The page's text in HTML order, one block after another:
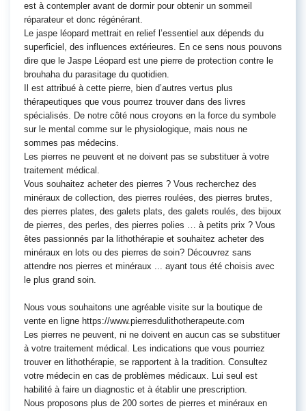
est à contempler avant de dormir pour obtenir un sommeil
réparateur et donc régénérant.
Le jaspe léopard mettrait en relief l’essentiel aux dépends du
superficiel, des influences extérieures. En ce sens nous pouvons
dire que le Jaspe Léopard est une pierre de protection contre le
brouhaha du parasitage du quotidien.
Il est attribué à cette pierre, bien d’autres vertus plus
thérapeutiques que vous pourrez trouver dans des livres
spécialisés. De notre côté nous croyons en la force du symbole
sur le mental comme sur le physiologique, mais nous ne
sommes pas médecins.
Les pierres ne peuvent et ne doivent pas se substituer à votre
traitement médical.
Vous souhaitez acheter des pierres ? Vous recherchez des
minéraux de collection, des pierres roulées, des pierres brutes,
des pierres plates, des galets plats, des galets roulés, des bijoux
de pierres, des perles, des pierres polies … à petits prix ? Vous
êtes passionnés par la lithothérapie et souhaitez acheter des
minéraux en lots ou des pierres de soin? Découvrez sans
attendre nos pierres et minéraux ... ayant tous été choisis avec
le plus grand soin.
Nous vous souhaitons une agréable visite sur la boutique de
vente en ligne https://www.pierresdulithotherapeute.com
Les pierres ne peuvent, ni ne doivent en aucun cas se substituer
à votre traitement médical. Les indications que vous pourriez
trouver en lithothérapie, se rapportent à la tradition. Consultez
votre médecin en cas de problèmes médicaux. Lui seul est
habilité à faire un diagnostic et à établir une prescription.
Nous proposons plus de 200 sortes de pierres et minéraux en